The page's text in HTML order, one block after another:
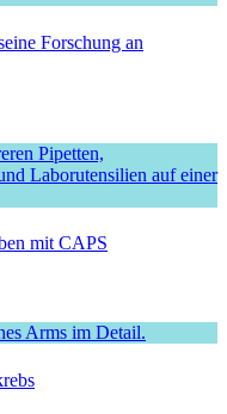
Forschung an
mit CAPS